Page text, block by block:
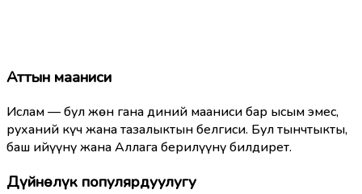
Аттын мааниси
Ислам — бул жөн гана диний мааниси бар ысым эмес,
руханий күч жана тазалыктын белгиси. Бул тынчтыкты,
баш ийүүнү жана Аллага берилүүнү билдирет.
Дүйнөлүк популярдуулугу